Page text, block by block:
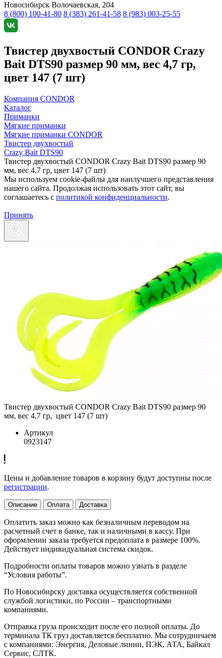
Новосибирск Волочаевская, 204
8 (800) 100-41-80 8 (383) 261-41-58 8 (983) 003-25-55
Твистер двухвостый CONDOR Crazy
Bait DTS90 размер 90 мм, вес 4,7 гр,
цвет 147 (7 шт)
Компания CONDOR
Каталог
Приманки
Мягкие приманки
Мягкие приманки CONDOR
Твистер двухвостый
Crazy Bait DTS90
Твистер двухвостый CONDOR Crazy Bait DTS90 размер 90
мм, вес 4,7 гр, цвет 147 (7 шт)
Мы используем cookie-файлы для наилучшего представления
нашего сайта. Продолжая использовать этот сайт, вы
соглашаетесь c политикой конфиденциальности.
Принять
Твистер двухвостый CONDOR Crazy Bait DTS90 размер 90
мм, вес 4,7 гр, цвет 147 (7 шт)
Артикул
0923147
Цены и добавление товаров в корзину будут доступны после
регистрации.
Описание Оплата Доставка
Оплатить заказ можно как безналичным переводом на
расчетный счет в банке, так и наличными в кассу. При
оформлении заказа требуется предоплата в размере 100%.
Действует индивидуальная система скидок.
Подробности оплаты товаров можно узнать в разделе
“Условия работы”.
По Новосибирску доставка осуществляется собственной
службой логистики, по России – транспортными
компаниями.
Отправка груза происходит после его полной оплаты. До
терминала ТК груз доставляется бесплатно. Мы сотрудничаем
с компаниями: Энергия, Деловые линии, ПЭК, АТА, Байкал
Сервис, СЛТК.